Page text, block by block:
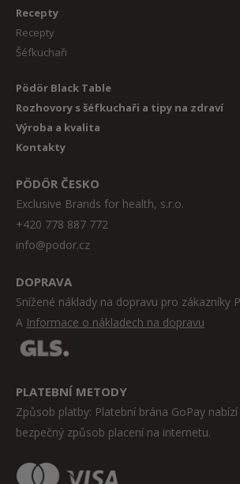
Recepty
Recepty
Šéfkuchaři
Pödör Black Table
Rozhovory s šéfkuchaři a tipy na zdraví
Výroba a kvalita
Kontakty
PÖDÖR ČESKO
Exclusive Brands for health, s.r.o.
+420 778 887 772
info@podor.cz
DOPRAVA
Snížené náklady na dopravu pro zákazníky
A Informace o nákladech na dopravu
PLATEBNÍ METODY
Způsob platby: Platební brána GoPay
bezpečný způsob placení na internetu.